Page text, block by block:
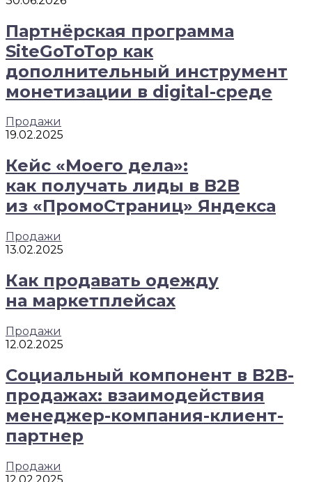
Партнёрская программа
SiteGoToTop как
дополнительный инструмент
монетизации в digital-среде
Продажи
19.02.2025
Кейс «Моего дела»:
как получать лиды в B2B
из «ПромоСтраниц» Яндекса
Продажи
13.02.2025
Как продавать одежду
на маркетплейсах
Продажи
12.02.2025
Социальный компонент в B2B-
продажах: взаимодействия
менеджер-компания-клиент-
партнер
Продажи